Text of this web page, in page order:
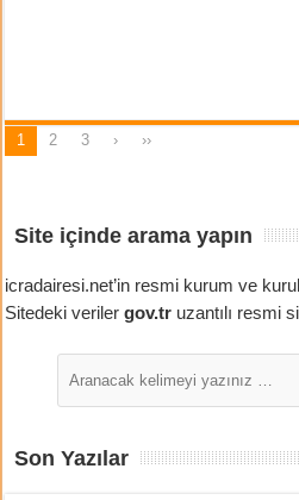
1 2 3 › ››
Site içinde arama yapın
icradairesi.net’in resmi kurum ve
Sitedeki verilergov.tr uzantılı resmi
Son Yazılar